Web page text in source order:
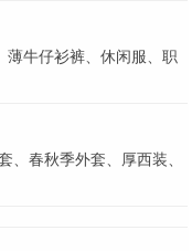
薄牛仔衫裤、休闲服、职
、春秋季外套、厚西装、